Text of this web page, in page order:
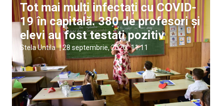
Tot mai mulți infectați cu COVID-
19 în capitală. 380 de profesori și
elevi au fost testați pozitiv
Stela Untila |28 septembrie, 2020 11:11